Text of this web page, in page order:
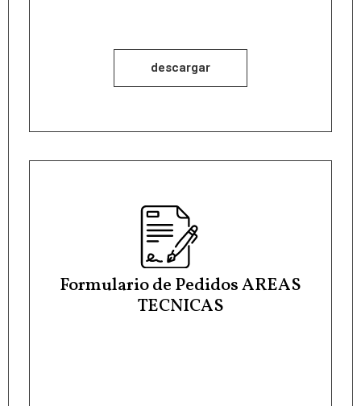
descargar
Formulario de Pedidos AREAS
TECNICAS